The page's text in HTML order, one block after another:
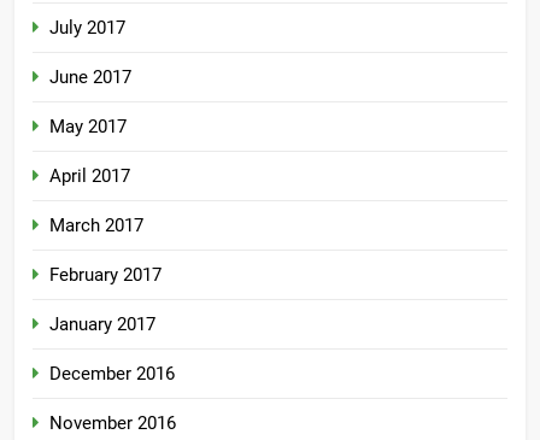
July 2017
June 2017
May 2017
April 2017
March 2017
February 2017
January 2017
December 2016
November 2016